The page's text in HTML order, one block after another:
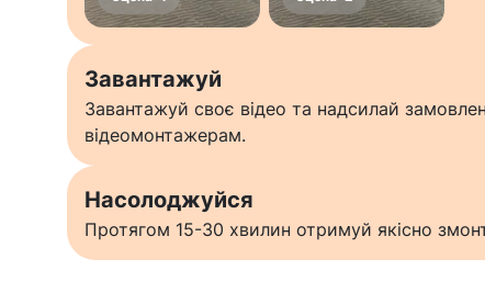
Завантажуй
Завантажуй своє відео та надсилай
відеомонтажерам.
Насолоджуйся
Протягом 15-30 хвилин отримуй якісно